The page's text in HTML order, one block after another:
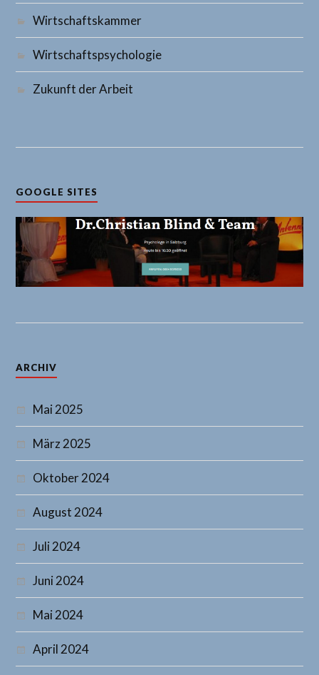
Wirtschaftskammer
Wirtschaftspsychologie
Zukunft der Arbeit
GOOGLE SITES
ARCHIV
Mai 2025
März 2025
Oktober 2024
August 2024
Juli 2024
Juni 2024
Mai 2024
April 2024